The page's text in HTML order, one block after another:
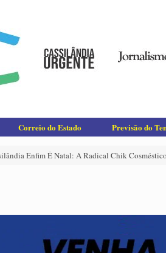
Correio do Estado Previsão do
Enfim É Natal: A Radical Chik